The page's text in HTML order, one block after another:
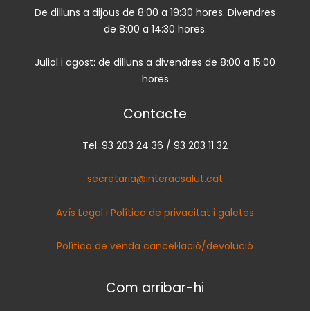
De dilluns a dijous de 8:00 a 19:30 hores. Divendres
de 8:00 a 14:30 hores.
Juliol i agost: de dilluns a divendres de 8:00 a 15:00
hores
Contacte
Tel. 93 203 24 36 / 93 203 11 32
secretaria@interacsalut.cat
Avís Legal i Política de privacitat i galetes
Política de venda cancel·lació/devolució
Com arribar-hi